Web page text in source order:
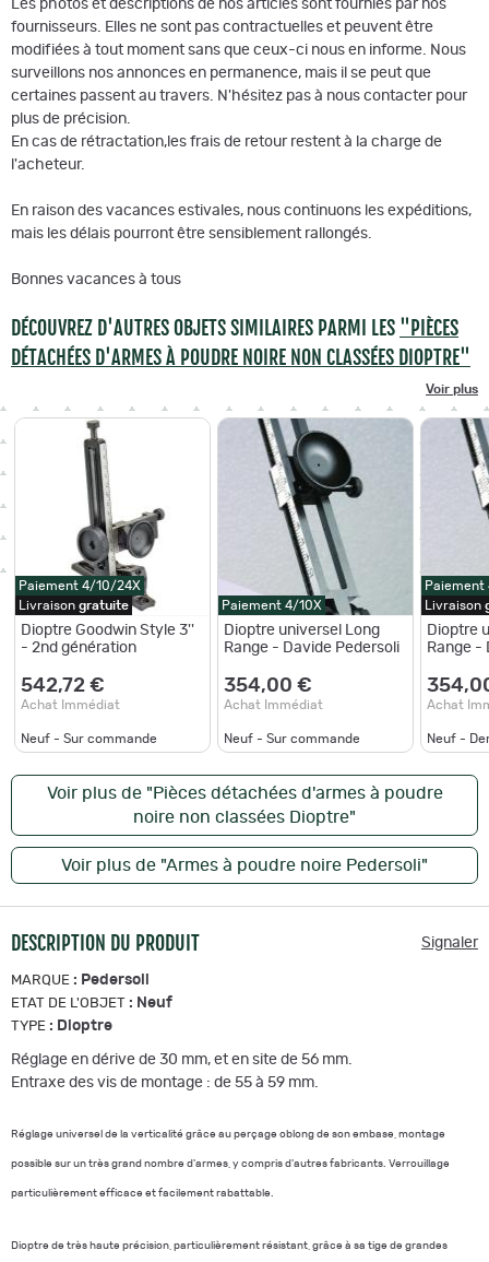
Les photos et descriptions de nos articles sont fournies par nos
fournisseurs. Elles ne sont pas contractuelles et peuvent être
modifiées à tout moment sans que ceux-ci nous en informe. Nous
surveillons nos annonces en permanence, mais il se peut que
certaines passent au travers. N'hésitez pas à nous contacter pour
plus de précision.
En cas de rétractation,les frais de retour restent à la charge de
l'acheteur.
En raison des vacances estivales, nous continuons les expéditions,
mais les délais pourront être sensiblement rallongés.
Bonnes vacances à tous
DÉCOUVREZ D'AUTRES OBJETS SIMILAIRES PARMI LES "PIÈCES
DÉTACHÉES D'ARMES À POUDRE NOIRE NON CLASSÉES DIOPTRE"
Voir plus
Paiement 4/10/24X
Livraison gratuite
Dioptre Goodwin Style 3''
- 2nd génération
542,72 €
Achat Immédiat
Neuf - Sur commande
Paiement 4/10X
Dioptre universel Long
Range - Davide Pedersoli
354,00 €
Achat Immédiat
Neuf - Sur commande
Paiement
Livraison
Dioptre
Range -
Achat
Neuf -
Voir plus de "Pièces détachées d'armes à poudre
noire non classées Dioptre"
Voir plus de "Armes à poudre noire Pedersoli"
DESCRIPTION DU PRODUIT Signaler
MARQUE : Pedersoli
ETAT DE L'OBJET : Neuf
TYPE : Dioptre
Réglage en dérive de 30 mm, et en site de 56 mm.
Entraxe des vis de montage : de 55 à 59 mm.
Réglage universel de la verticalité grâce au perçage oblong de son embase, montage
possible sur un très grand nombre d'armes, y compris d'autres fabricants. Verrouillage
particulièrement efficace et facilement rabattable.
Dioptre de très haute précision, particulièrement résistant, grâce à sa tige de grandes